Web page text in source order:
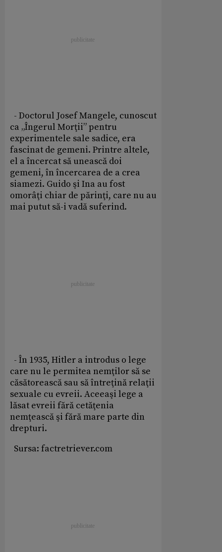
- Doctorul Josef Mangele, cunoscut
ca „Îngerul Morţii” pentru
experimentele sale sadice, era
fascinat de gemeni. Printre altele,
el a încercat să unească doi
gemeni, în încercarea de a crea
siamezi. Guido şi Ina au fost
omorâţi chiar de părinţi, care nu au
mai putut să-i vadă suferind.
- În 1935, Hitler a introdus o lege
care nu le permitea nemţilor să se
căsătorească sau să întreţină relaţii
sexuale cu evreii. Aceeaşi lege a
lăsat evreii fără cetăţenia
nemţească şi fără mare parte din
drepturi.
Sursa: factretriever.com